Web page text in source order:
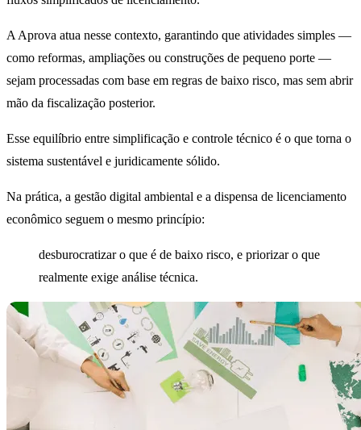
A Aprova atua nesse contexto, garantindo que atividades simples —
como reformas, ampliações ou construções de pequeno porte —
sejam processadas com base em regras de baixo risco, mas sem abrir
mão da fiscalização posterior.
Esse equilíbrio entre simplificação e controle técnico é o que torna o
sistema sustentável e juridicamente sólido.
Na prática, a gestão digital ambiental e a dispensa de licenciamento
econômico seguem o mesmo princípio:
desburocratizar o que é de baixo risco, e priorizar o que
realmente exige análise técnica.